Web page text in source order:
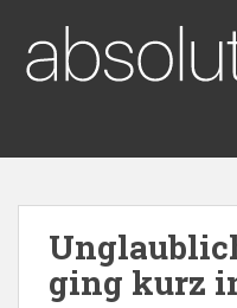
ging kurz